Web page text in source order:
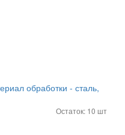
обработки - сталь,
Остаток: 10 шт